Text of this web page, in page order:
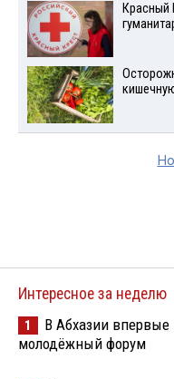
Красный
Интересное за неделю
1
В Абхазии
молодёжный форум